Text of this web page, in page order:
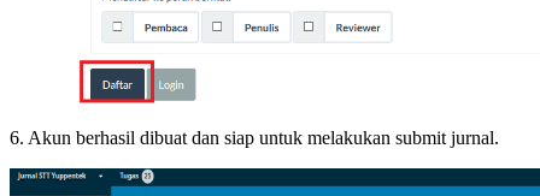
6. Akun berhasil dibuat dan siap untuk melakukan submit jurnal.